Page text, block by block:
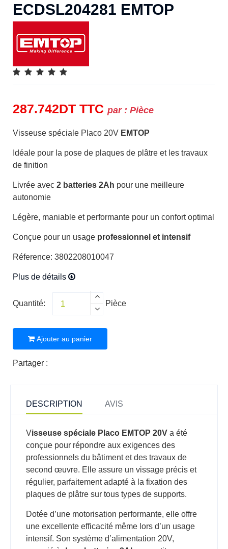
ECDSL204281 EMTOP
287.742DT TTC par : Pièce
Visseuse spéciale Placo 20V EMTOP
Idéale pour la pose de plaques de plâtre et les travaux
de finition
Livrée avec 2 batteries 2Ah pour une meilleure
autonomie
Légère, maniable et performante pour un confort optimal
Conçue pour un usage professionnel et intensif
Réference: 3802208010047
Plus de détails
Quantité: Pièce
Ajouter au panier
Partager :
DESCRIPTION AVIS
Visseuse spéciale Placo EMTOP 20V a été
conçue pour répondre aux exigences des
professionnels du bâtiment et des travaux de
second œuvre. Elle assure un vissage précis et
régulier, parfaitement adapté à la fixation des
plaques de plâtre sur tous types de supports.
Dotée d’une motorisation performante, elle offre
une excellente efficacité même lors d’un usage
intensif. Son système d’alimentation 20V,